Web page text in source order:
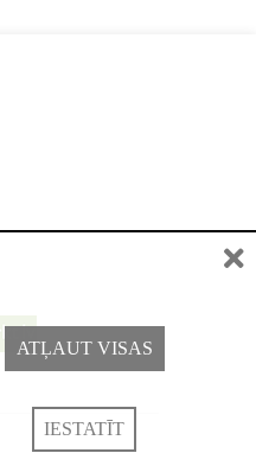
ATĻAUT VISAS
IESTATĪT